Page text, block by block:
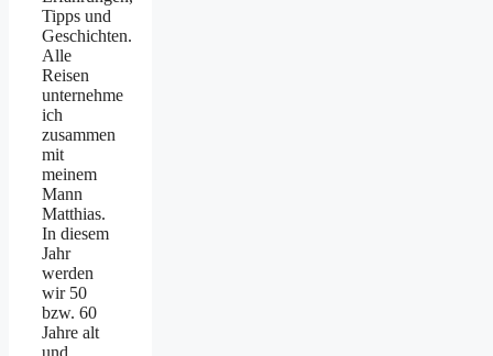
Tipps und
Geschichten.
Alle
Reisen
unternehme
ich
zusammen
mit
meinem
Mann
Matthias.
In diesem
Jahr
werden
wir 50
bzw. 60
Jahre alt